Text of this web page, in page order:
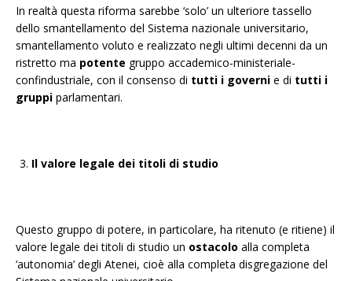
In realtà questa riforma sarebbe ‘solo’ un ulteriore tassello
dello smantellamento del Sistema nazionale universitario,
smantellamento voluto e realizzato negli ultimi decenni da un
ristretto ma potente gruppo accademico-ministeriale-
confindustriale, con il consenso di tutti i governi e di tutti i
gruppi parlamentari.
Il valore legale dei titoli di studio
Questo gruppo di potere, in particolare, ha ritenuto (e ritiene) il
valore legale dei titoli di studio un ostacolo alla completa
‘autonomia’ degli Atenei, cioè alla completa disgregazione del